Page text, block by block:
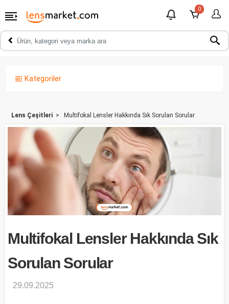
0
Kategoriler
Lens Çeşitleri Multifokal Lensler Hakkında Sık Sorulan Sorular
Multifokal Lensler Hakkında Sık
Sorulan Sorular
29.09.2025